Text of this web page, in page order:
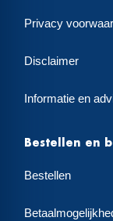
Privacy
Disclaimer
Informatie en
Bestellen en
Bestellen